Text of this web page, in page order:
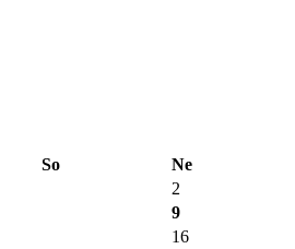
So
Ne
2
9
16